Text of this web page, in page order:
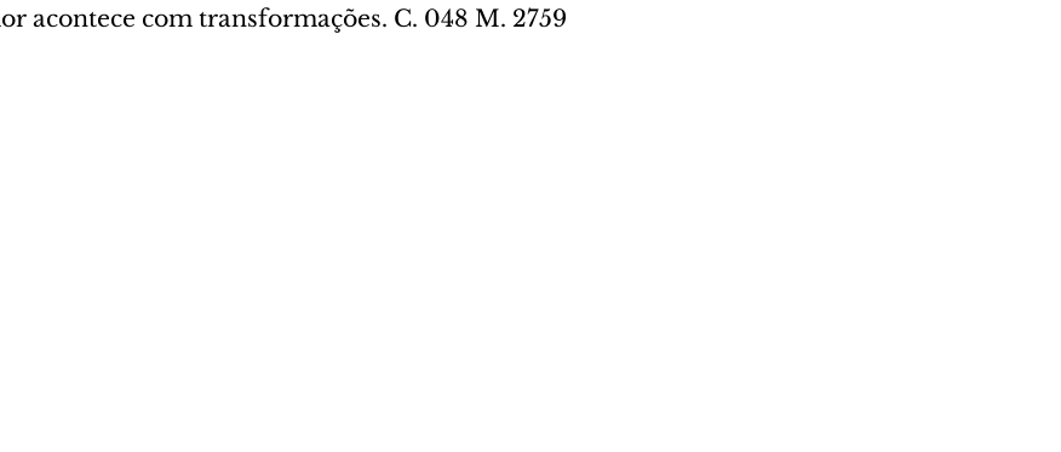
acontece com transformações. C. 048 M. 2759